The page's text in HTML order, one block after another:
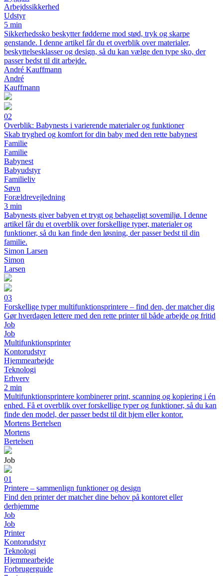
Arbejdssikkerhed
Udstyr
5 min
Sikkerhedssko beskytter fødderne mod stød, tryk og skarpe
genstande. I denne artikel får du et overblik over materialer,
beskyttelsesklasser og design, så du kan vælge den type sko, der
passer bedst til dit arbejde.
André Kauffmann
André
Kauffmann
02
Overblik: Babynests i varierende materialer og funktioner
Skab tryghed og komfort for din baby med den rette babynest
Familie
Familie
Babynest
Babyudstyr
Familieliv
Søvn
Forældrevejledning
3 min
Babynests giver babyen et trygt og behageligt sovemiljø. I denne
artikel får du et overblik over forskellige typer, materialer og
funktioner, så du kan finde den løsning, der passer bedst til din
familie.
Simon Larsen
Simon
Larsen
03
Forskellige typer multifunktionsprintere – find den, der matcher dig
Gør hverdagen lettere med den rette printer til både arbejde og fritid
Job
Job
Multifunktionsprinter
Kontorudstyr
Hjemmearbejde
Teknologi
Erhverv
2 min
Multifunktionsprintere kombinerer print, scanning og kopiering i én
enhed. Få et overblik over forskellige typer og funktioner, så du kan
finde den model, der passer bedst til dit hjem eller kontor.
Mortens Bertelsen
Mortens
Bertelsen
Job
01
Printere – sammenlign funktioner og design
Find den printer der matcher dine behov på kontoret eller
derhjemme
Job
Job
Printer
Kontorudstyr
Teknologi
Hjemmearbejde
Forbrugerguide